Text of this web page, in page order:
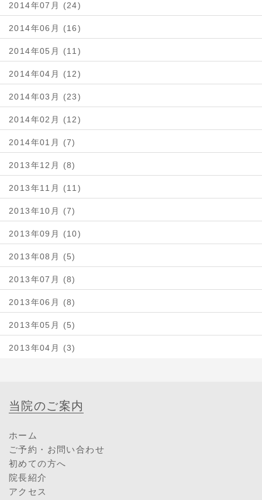
2014年07月 (24)
2014年06月 (16)
2014年05月 (11)
2014年04月 (12)
2014年03月 (23)
2014年02月 (12)
2014年01月 (7)
2013年12月 (8)
2013年11月 (11)
2013年10月 (7)
2013年09月 (10)
2013年08月 (5)
2013年07月 (8)
2013年06月 (8)
2013年05月 (5)
2013年04月 (3)
当院のご案内
ホーム
ご予約・お問い合わせ
初めての方へ
院長紹介
アクセス